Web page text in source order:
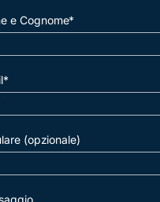
e Cognome*
(opzionale)